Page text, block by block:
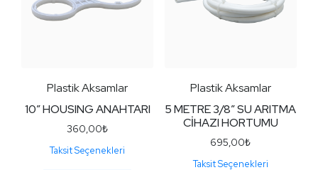
Plastik Aksamlar
10″ HOUSING ANAHTARI
360,00₺
Taksit Seçenekleri
Plastik Aksamlar
5 METRE 3/8″ SU ARITMA
CİHAZI HORTUMU
695,00₺
Taksit Seçenekleri